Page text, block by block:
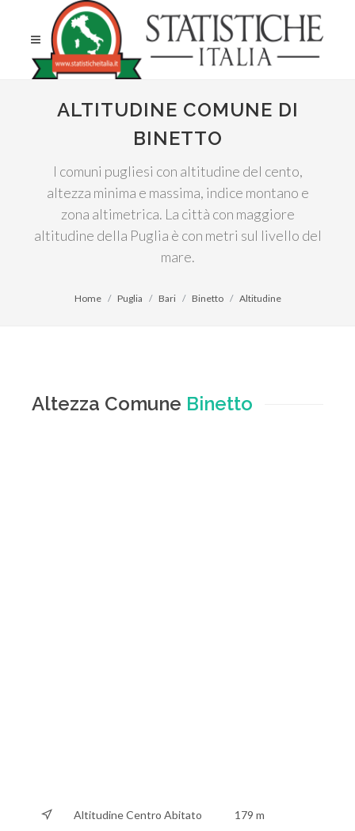
ALTITUDINE COMUNE DI
BINETTO
I comuni pugliesi con altitudine del cento,
altezza minima e massima, indice montano e
zona altimetrica. La città con maggiore
altitudine della Puglia è con metri sul livello del
mare.
Home Puglia Bari Binetto Altitudine
Altezza Comune Binetto
Altitudine Centro Abitato 179 m